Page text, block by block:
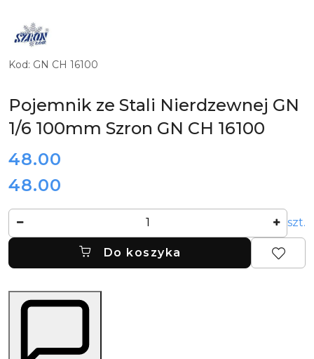
LOGO
POLSKIEGO
PRODUCENTA
CHŁODNICZYCH
I
Kod: GN CH 16100
Pojemnik ze Stali Nierdzewnej GN
1/6 100mm Szron GN CH 16100
cena:
48.00
Cena:
48.00
szt.
Do koszyka